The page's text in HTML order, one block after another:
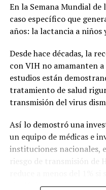
La nota que
En la Semana Mundial
caso específico que
años: la lactancia a niños
Desde hace décadas, la
con VIH no amamanten a
estudios están
tratamiento de salud
transmisión del virus
Así lo demostró una
un equipo de médicas e
instituciones nacionales,
riesgo de transmisión de
virológica consistente.